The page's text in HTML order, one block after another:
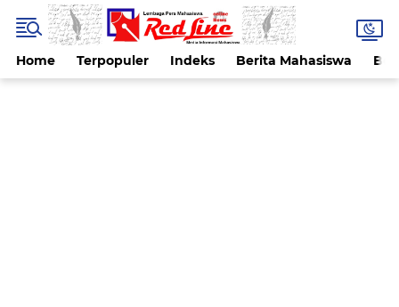
Home Terpopuler Indeks Berita Mahasiswa